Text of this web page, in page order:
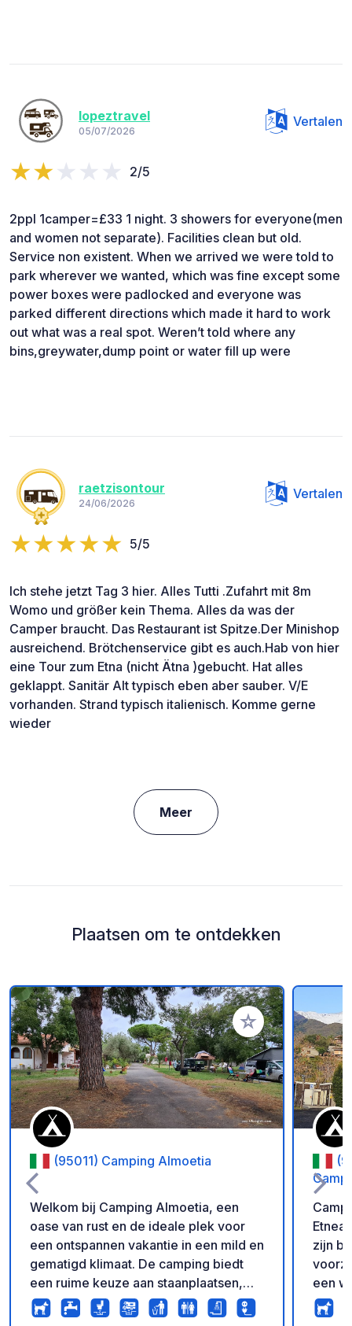
lopeztravel
05/07/2026
Vertalen
2/5
2ppl 1camper=£33 1 night. 3 showers for everyone(men
and women not separate). Facilities clean but old.
Service non existent. When we arrived we were told to
park wherever we wanted, which was fine except some
power boxes were padlocked and everyone was
parked different directions which made it hard to work
out what was a real spot. Weren’t told where any
bins,greywater,dump point or water fill up were
raetzisontour
24/06/2026
Vertalen
5/5
Ich stehe jetzt Tag 3 hier. Alles Tutti .Zufahrt mit 8m
Womo und größer kein Thema. Alles da was der
Camper braucht. Das Restaurant ist Spitze.Der Minishop
ausreichend. Brötchenservice gibt es auch.Hab von hier
eine Tour zum Etna (nicht Ätna )gebucht. Hat alles
geklappt. Sanitär Alt typisch eben aber sauber. V/E
vorhanden. Strand typisch italienisch. Komme gerne
wieder
Meer
Plaatsen om te ontdekken
Voeg toe aan je
(95011) Camping Almoetia
Welkom bij Camping Almoetia, een
oase van rust en de ideale plek voor
een ontspannen vakantie in een mild en
gematigd klimaat. De camping biedt
een ruime keuze aan staanplaatsen,
een supermarkt en sanitaire
voorzieningen met warme douches.
Etnea. Campers, caravans en tenten
zijn
een
beschikbaar.